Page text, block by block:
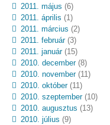
2011. május (6)
2011. április (1)
2011. március (2)
2011. február(3)
2011. január(15)
2010. december(8)
2010. november(11)
2010. október(11)
2010. szeptember(10)
2010. augusztus (13)
2010. július (9)